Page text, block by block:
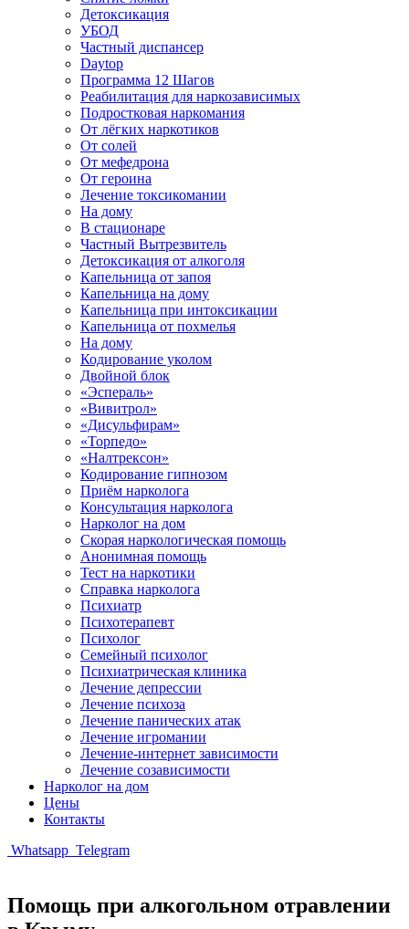
Детоксикация
УБОД
Частный диспансер
Daytop
Программа 12 Шагов
Реабилитация для наркозависимых
Подростковая наркомания
От лёгких наркотиков
От солей
От мефедрона
От героина
Лечение токсикомании
На дому
В стационаре
Частный Вытрезвитель
Детоксикация от алкоголя
Капельница от запоя
Капельница на дому
Капельница при интоксикации
Капельница от похмелья
На дому
Кодирование уколом
Двойной блок
«Эспераль»
«Вивитрол»
«Дисульфирам»
«Торпедо»
«Налтрексон»
Кодирование гипнозом
Приём нарколога
Консультация нарколога
Нарколог на дом
Скорая наркологическая помощь
Анонимная помощь
Тест на наркотики
Справка нарколога
Психиатр
Психотерапевт
Психолог
Семейный психолог
Психиатрическая клиника
Лечение депрессии
Лечение психоза
Лечение панических атак
Лечение игромании
Лечение-интернет зависимости
Лечение созависимости
Нарколог на дом
Цены
Контакты
Whatsapp Telegram
Помощь при алкогольном отравлении